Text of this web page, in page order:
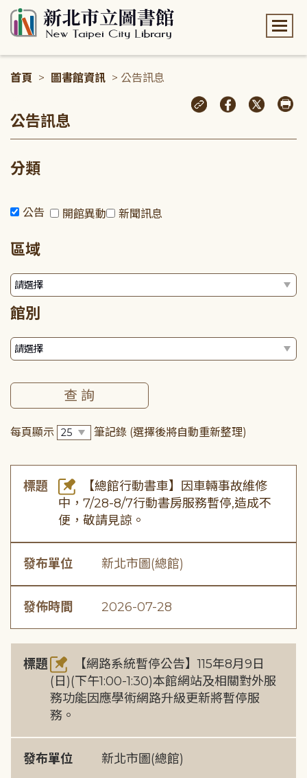
首頁 > 圖書館資訊 > 公告訊息
公告訊息
分類
公告 開館異動 新聞訊息
區域
館別
每頁顯示 筆記錄 (選擇後將自動重新整理)
標題
【總館行動書車】因車輛事故維修
中，7/28-8/7行動書房服務暫停,造成不
便，敬請見諒。
發布單位 新北市圖(總館)
發佈時間 2026-07-28
標題
【網路系統暫停公告】115年8月9日
(日)(下午1:00-1:30)本館網站及相關對外服
務功能因應學術網路升級更新將暫停服
務。
發布單位 新北市圖(總館)